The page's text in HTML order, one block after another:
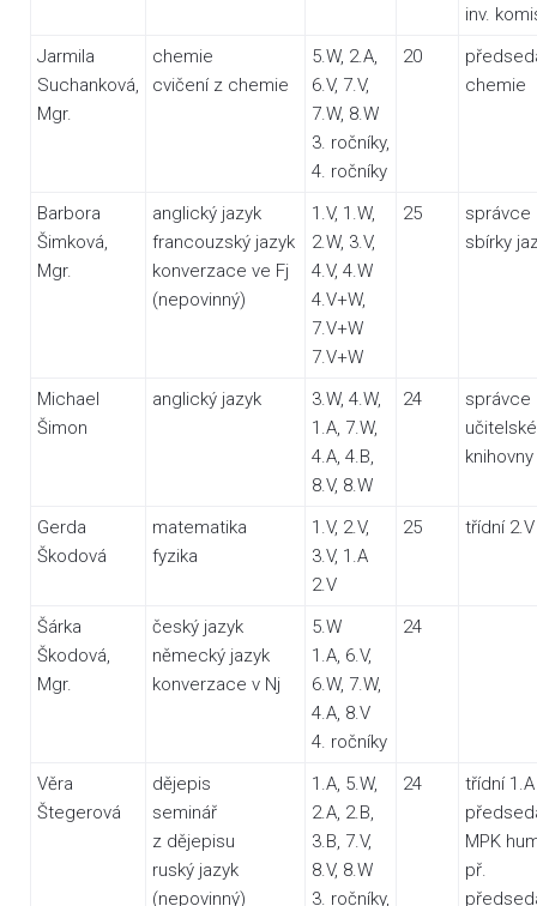
inv.
Jarmila
Suchanková,
Mgr.
chemie
cvičení z chemie
5.W, 2.A,
6.V, 7.V,
7.W, 8.W
3. ročníky,
4. ročníky
20
chemie
Barbora
Šimková,
Mgr.
anglický jazyk
francouzský jazyk
konverzace ve Fj
(nepovinný)
1.V, 1.W,
2.W, 3.V,
4.V, 4.W
4.V+W,
7.V+W
7.V+W
25
správce
sbírky
Michael
Šimon
anglický jazyk
3.W, 4.W,
1.A, 7.W,
4.A, 4.B,
8.V, 8.W
24
správce
učitelské
knihovny
Gerda
Škodová
matematika
fyzika
1.V, 2.V,
3.V, 1.A
2.V
25 třídní 2.V
Šárka
Škodová,
Mgr.
český jazyk
německý jazyk
konverzace v Nj
5.W
1.A, 6.V,
6.W, 7.W,
4.A, 8.V
4. ročníky
24
Věra
Štegerová
dějepis
seminář
z dějepisu
ruský jazyk
(nepovinný)
1.A, 5.W,
2.A, 2.B,
3.B, 7.V,
8.V, 8.W
3. ročníky,
24
třídní 1.A
MPK
př.